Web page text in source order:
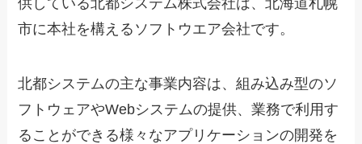
供している北都システム株式会社は、北海道札幌
市に本社を構えるソフトウエア会社です。
北都システムの主な事業内容は、組み込み型のソ
フトウェアやWebシステムの提供、業務で利用す
ることができる様々なアプリケーションの開発を